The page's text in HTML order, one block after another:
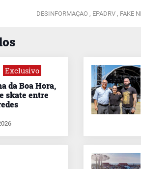
DESINFORMAÇAO , EPADRV , FAKE
Exclusivo
da Boa Hora,
skate entre